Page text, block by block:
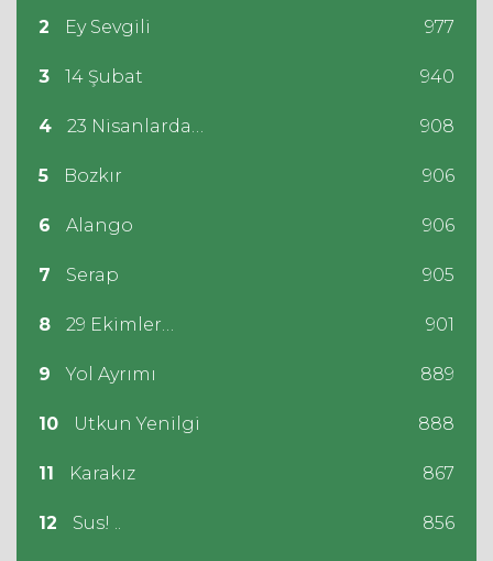
2 Ey Sevgili 977
3 14 Şubat 940
4 23 Nisanlarda… 908
5 Bozkır 906
6 Alango 906
7 Serap 905
8 29 Ekimler… 901
9 Yol Ayrımı 889
10 Utkun Yenilgi 888
11 Karakız 867
12 Sus! .. 856